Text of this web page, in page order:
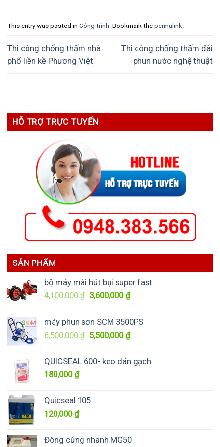
This entry was posted in Công trình . Bookmark the permalink
Thi công chống thấm nhà
phố liền kề Phương Việt
Thi công chống thấm đài
phun nước nghệ thuật
HỖ TRỢ TRỰC TUYẾN
SẢN PHẨM
bộ máy mài hút bụi super fast
4,100,000₫ Giá
4,100,000 ₫.
3,600,000₫Giá
tại
là:
3,600,000 ₫.
máy phun sơn SCM 3500PS
6,500,000₫ Giá
là:
6,500,000 ₫.
5,500,000₫Giá
là:
QUICSEAL 600- keo dán gạch
180,000₫
Quicseal 105
120,000₫
Đông cứng nhanh MG50